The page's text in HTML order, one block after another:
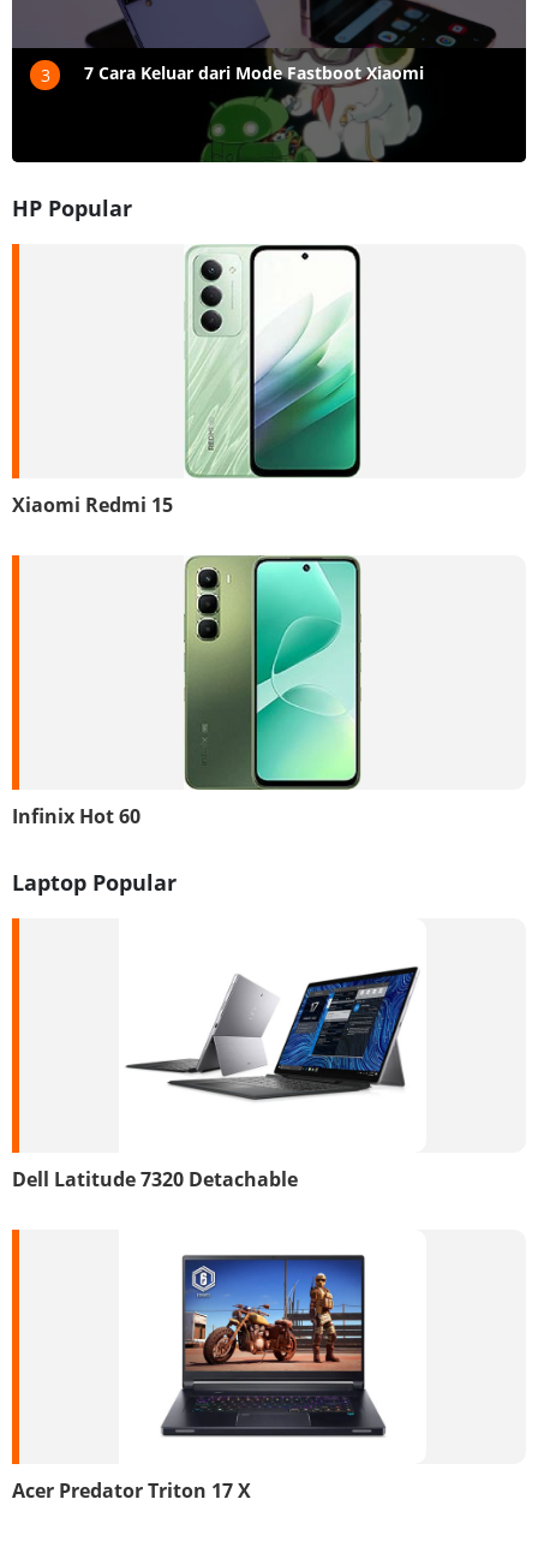
3 7 Cara Keluar dari Mode Fastboot Xiaomi
HP Popular
Xiaomi Redmi 15
Infinix Hot 60
Laptop Popular
Dell Latitude 7320 Detachable
Acer Predator Triton 17 X